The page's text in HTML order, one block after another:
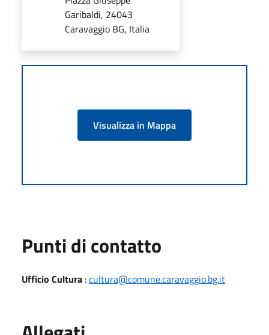
Garibaldi, 24043
Caravaggio BG, Italia
Visualizza in Mappa
Punti di contatto
Ufficio Cultura :cultura@comune.caravaggio.bg.it